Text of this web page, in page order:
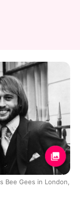
Bee Gees in London,